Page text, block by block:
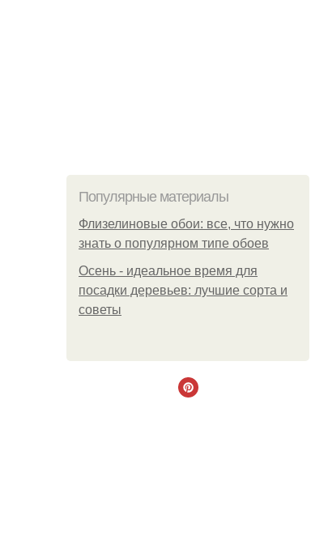
Популярные материалы
Флизелиновые обои: все, что нужно
знать о популярном типе обоев
Осень - идеальное время для
посадки деревьев: лучшие сорта и
советы